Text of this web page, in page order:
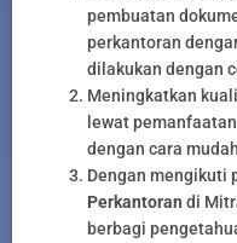
pembuatan
perkantoran
dilakukan dengan
Meningkatkan
lewat
dengan cara mudah
Dengan mengikuti
Perkantoran di
berbagi